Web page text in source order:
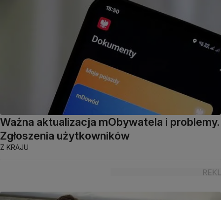
Ważna aktualizacja mObywatela i problemy.
Zgłoszenia użytkowników
Z KRAJU